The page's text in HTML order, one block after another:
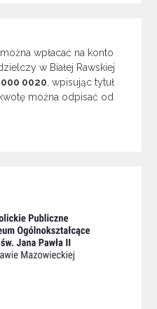
wpłacać na konto
w Białej Rawskiej
0020 , wpisując tytuł
można odpisać od